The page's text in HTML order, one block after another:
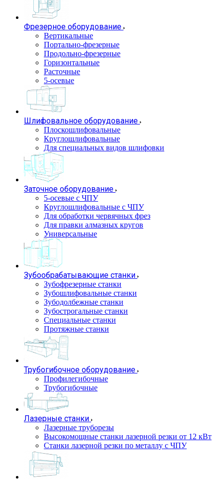
Фрезерное оборудование
Вертикальные
Портально-фрезерные
Продольно-фрезерные
Горизонтальные
Расточные
5-осевые
Шлифовальное оборудование
Плоскошлифовальные
Круглошлифовальные
Для специальных видов шлифовки
Заточное оборудование
5-осевые с ЧПУ
Круглошлифовальные с ЧПУ
Для обработки червячных фрез
Для правки алмазных кругов
Универсальные
Зубообрабатывающие станки
Зубофрезерные станки
Зубошлифовальные станки
Зубодолбежные станки
Зубострогальные станки
Специальные станки
Протяжные станки
Трубогибочное оборудование
Профилегибочные
Трубогибочные
Лазерные станки
Лазерные труборезы
Высокомощные станки лазерной резки от 12 кВт
Станки лазерной резки по металлу с ЧПУ